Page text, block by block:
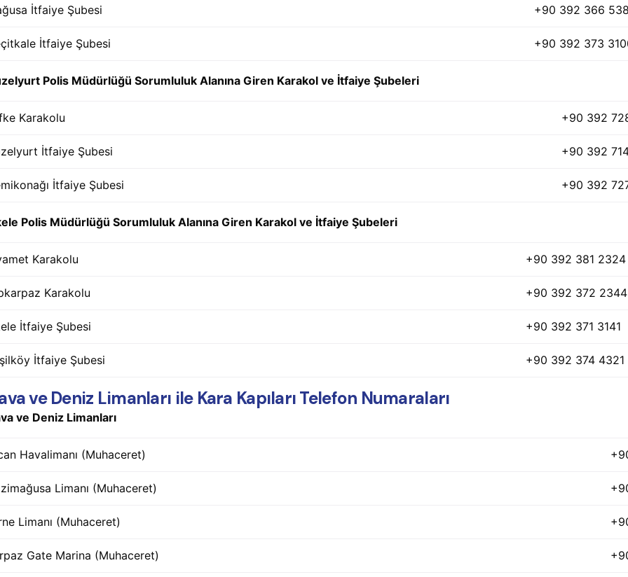
İtfaiye Şubesi +90 392 366
İtfaiye Şubesi +90 392 373
Polis Müdürlüğü Sorumluluk Alanına Giren Karakol ve İtfaiye Şubeleri
Karakolu +90 392
İtfaiye Şubesi +90 392
İtfaiye Şubesi +90 392
Polis Müdürlüğü Sorumluluk Alanına Giren Karakol ve İtfaiye Şubeleri
Karakolu +90 392 381 2324
Karakolu +90 392 372 2344
İtfaiye Şubesi +90 392 371 3141
İtfaiye Şubesi +90 392 374 4321
ve Deniz Limanları ile Kara Kapıları Telefon Numaraları
ve Deniz Limanları
Havalimanı (Muhaceret)
Limanı (Muhaceret)
Limanı (Muhaceret)
Gate Marina (Muhaceret)